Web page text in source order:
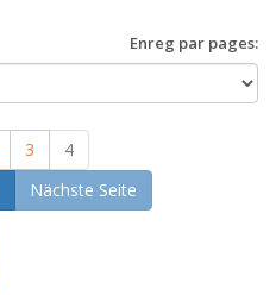
Enreg par pages:
3
4
Nächste Seite